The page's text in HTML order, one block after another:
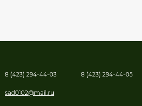
8 (423) 294-44-03 8 (423) 294-44-05
sad0102@mail.ru